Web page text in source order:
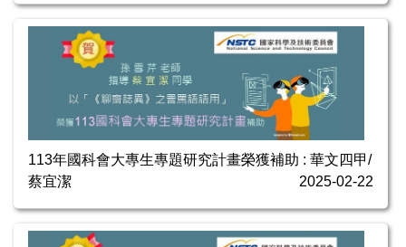
113年國科會大專生專題研究計畫榮獲補助 : 華文四甲/
蔡宜潔
2025-02-22